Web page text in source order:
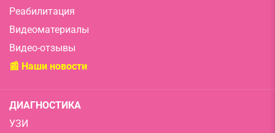
Реабилитация
Видеоматериалы
Видео-отзывы
📰 Наши новости
ДИАГНОСТИКА
УЗИ